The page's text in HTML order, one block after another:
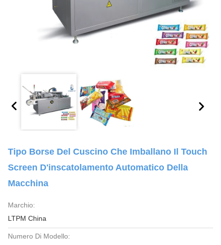
Tipo Borse Del Cuscino Che Imballano Il Touch
Screen D'inscatolamento Automatico Della
Macchina
Marchio:
LTPM China
Numero Di Modello: